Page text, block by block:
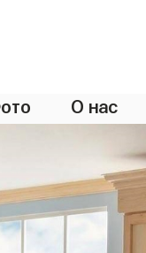
О нас